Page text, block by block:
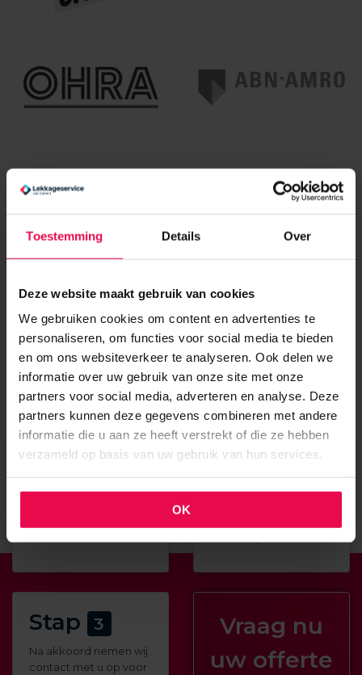
Toestemming Details Over
Deze website maakt gebruik van cookies
We gebruiken cookies om content en advertenties te
personaliseren, om functies voor social media te bieden
en om ons websiteverkeer te analyseren. Ook delen we
informatie over uw gebruik van onze site met onze
partners voor social media, adverteren en analyse. Deze
partners kunnen deze gegevens combineren met andere
informatie die u aan ze heeft verstrekt of die ze hebben
verzameld op basis van uw gebruik van hun services.
OK
Stap 1
Vraag een offerte aan.
Stap 2
Ontvang uw offerte en
Stap 3
Na akkoord nemen wij
contact met u op voor
Vraag nu
uw offerte